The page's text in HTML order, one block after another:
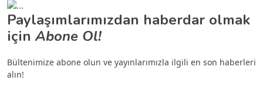
Paylaşımlarımızdan haberdar olmak
için Abone Ol!
Bültenimize abone olun ve yayınlarımızla ilgili en son haberleri
alın!